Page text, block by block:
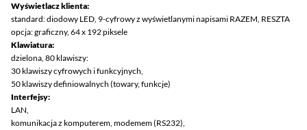
Wyświetlacz klienta:
standard: diodowy LED, 9-cyfrowy z wyświetlanymi napisami RAZEM, RESZTA
opcja: graficzny, 64 x 192 piksele
Klawiatura:
dzielona, 80 klawiszy:
30 klawiszy cyfrowych i funkcyjnych,
50 klawiszy definiowalnych (towary, funkcje)
Interfejsy:
LAN,
komunikacja z komputerem, modemem (RS232),